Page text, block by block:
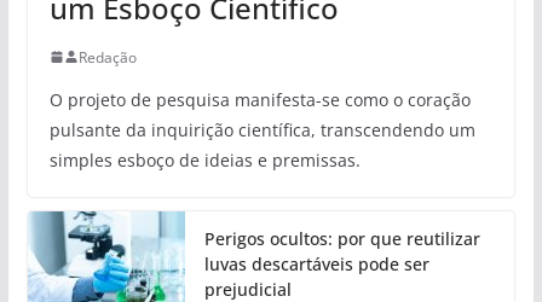
Redação
O projeto de pesquisa manifesta-se como o coração
pulsante da inquirição científica, transcendendo um
simples esboço de ideias e premissas.
Perigos ocultos: por que reutilizar
luvas descartáveis pode ser
prejudicial